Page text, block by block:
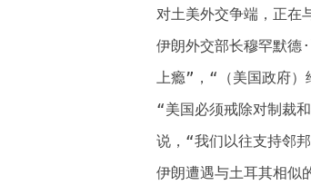
对土美外交争端，正在
伊朗外交部长穆罕默德
上瘾”，“（美国政府）
“美国必须戒除对制裁
说，“我们以往支持邻
伊朗遭遇与土耳其相似